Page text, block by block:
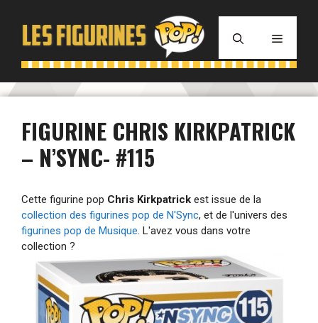
contenu
MENU
FIGURINE CHRIS KIRKPATRICK
– N’SYNC- #115
Cette figurine pop Chris Kirkpatrick est issue de la
collection des figurines pop de N'Sync, et de l'univers des
figurines pop de Musique. L'avez vous dans votre
collection ?